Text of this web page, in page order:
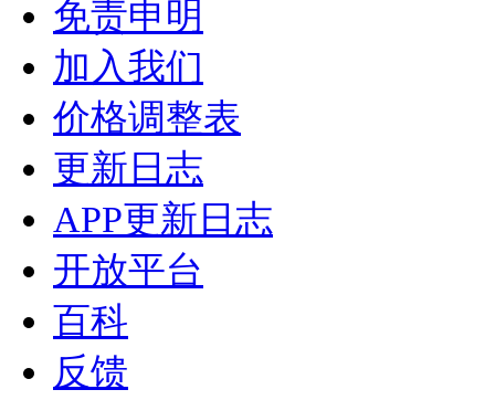
免责申明
加入我们
价格调整表
更新日志
APP更新日志
开放平台
百科
反馈